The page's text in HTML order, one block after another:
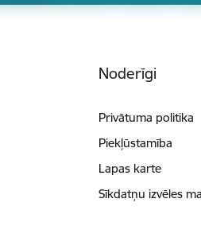
Noderīgi
Privātuma politika
Piekļūstamība
Lapas karte
Sīkdatņu izvēles